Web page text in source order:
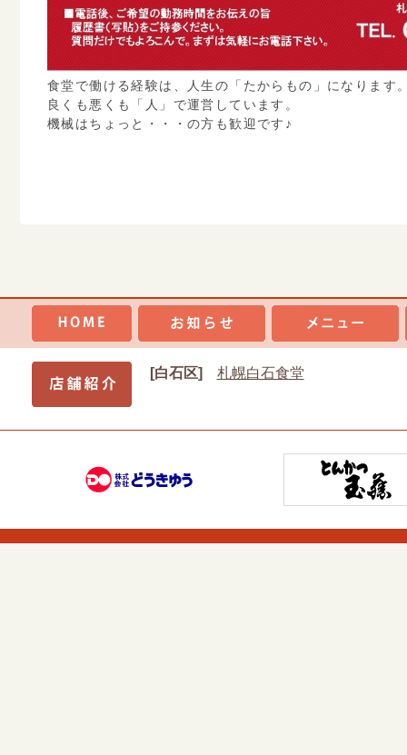
食堂で働ける経験は、人生の「たからもの」になります
良くも悪くも「人」で運営しています。
機械はちょっと・・・の方も歓迎です♪
[白石区] 札幌白石食堂